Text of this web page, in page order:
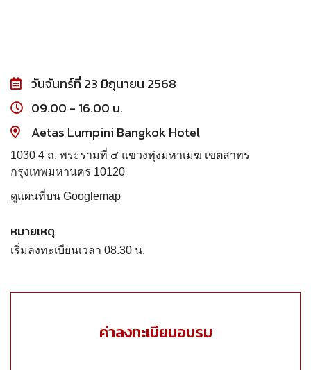
วันจันทร์ที่ 23 มิถุนายน 2568
09.00 - 16.00 น.
Aetas Lumpini Bangkok Hotel
1030 4 ถ. พระรามที่ ๔ แขวงทุ่งมหาเมฆ เขตสาทร
กรุงเทพมหานคร 10120
ดูแผนที่บน Googlemap
หมายเหตุ
เริ่มลงทะเบียนเวลา 08.30 น.
ค่าลงทะเบียนอบรม